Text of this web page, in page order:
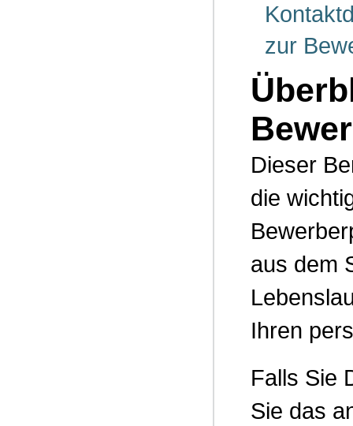
zur
Dieser
die
aus dem
Ihren
Falls Sie
Sie das